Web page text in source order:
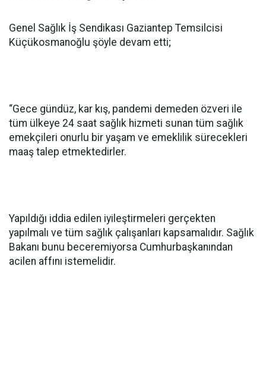
Genel Sağlık İş Sendikası Gaziantep Temsilcisi
Küçükosmanoğlu şöyle devam etti;
“Gece gündüz, kar kış, pandemi demeden özveri ile
tüm ülkeye 24 saat sağlık hizmeti sunan tüm sağlık
emekçileri onurlu bir yaşam ve emeklilik sürecekleri
maaş talep etmektedirler.
Yapıldığı iddia edilen iyileştirmeleri gerçekten
yapılmalı ve tüm sağlık çalışanları kapsamalıdır. Sağlık
Bakanı bunu beceremiyorsa Cumhurbaşkanından
acilen affını istemelidir.